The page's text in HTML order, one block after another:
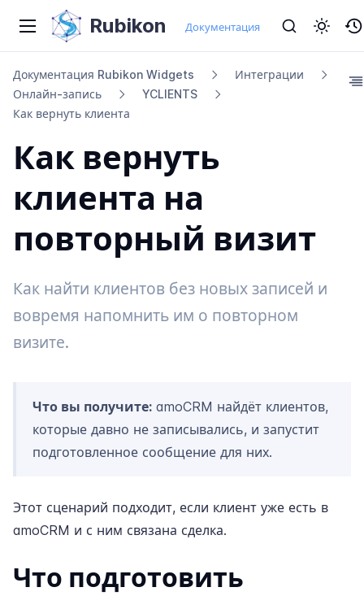
Rubikon Документация
Документация Rubikon Widgets
Интеграции
Онлайн-​запись
YCLIENTS
Как вернуть клиента
Как вернуть
клиента на
повторный визит
Как найти клиентов без новых записей и
вовремя напомнить им о повторном
визите.
Что вы получите: amoCRM найдёт клиентов,
которые давно не записывались, и запустит
подготовленное сообщение для них.
Этот сценарий подходит, если клиент уже есть в
amoCRM и с ним связана сделка.
Что подготовить